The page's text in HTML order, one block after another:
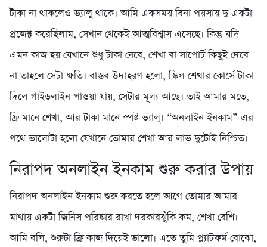
টাকা না থাকলেও ভ্যালু থাকে। আমি একসময় বিনা পয়সায় দু একটা
প্রজেক্ট করেছিলাম, সেখান থেকেই আত্মবিশ্বাস এসেছে। কিন্তু যদি
এমন কাজ হয় যেখানে শুধু টাকা নেবে, শেখা বা সাপোর্ট কিছুই দেবে
না তাহলে সেটা ক্ষতি। বাস্তব উদাহরণ হলো, স্কিল শেখার কোর্সে টাকা
দিলে গাইডলাইন পাওয়া যায়, সেটার মূল্য আছে। তাই আমার মতে,
ফ্রি মানে শেখা, আর টাকা মানে স্পষ্ট ভ্যালু। “অনলাইন ইনকাম” এর
পথে ভালোটা হলো যেখানে তোমার শেখা আর লাভ দুটোই নিশ্চিত।
নিরাপদ অনলাইন ইনকাম শুরু করার উপায়
নিরাপদ অনলাইন ইনকাম শুরু করতে হলে আগে তোমার আমার
মাথায় একটা জিনিস পরিষ্কার রাখা দরকারঝুঁকি কম, শেখা বেশি।
আমি বলি, শুরুটা ফ্রি কাজ দিয়েই ভালো। এতে তুমি প্ল্যাটফর্ম বোঝো,